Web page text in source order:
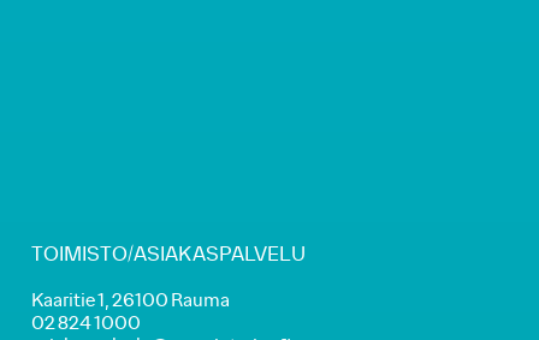
TOIMISTO/ASIAKASPALVELU
Kaaritie 1, 26100 Rauma
02 824 1000